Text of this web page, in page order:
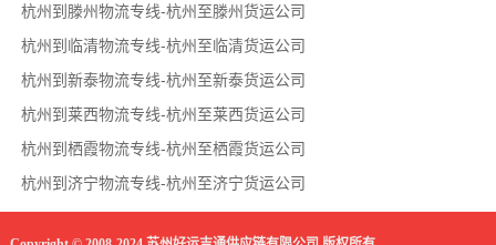
杭州到滕州物流专线-杭州至滕州货运公司
杭州到临清物流专线-杭州至临清货运公司
杭州到新泰物流专线-杭州至新泰货运公司
杭州到莱西物流专线-杭州至莱西货运公司
杭州到栖霞物流专线-杭州至栖霞货运公司
杭州到济宁物流专线-杭州至济宁货运公司